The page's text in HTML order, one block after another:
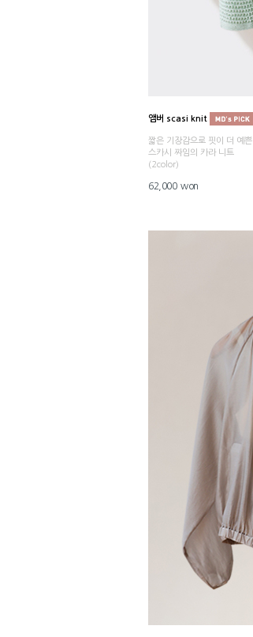
앰버 scasi knit
짧은 기장감으로 핏이 더 예쁜
스카시 짜임의 카라 니트
(2color)
62,000 won